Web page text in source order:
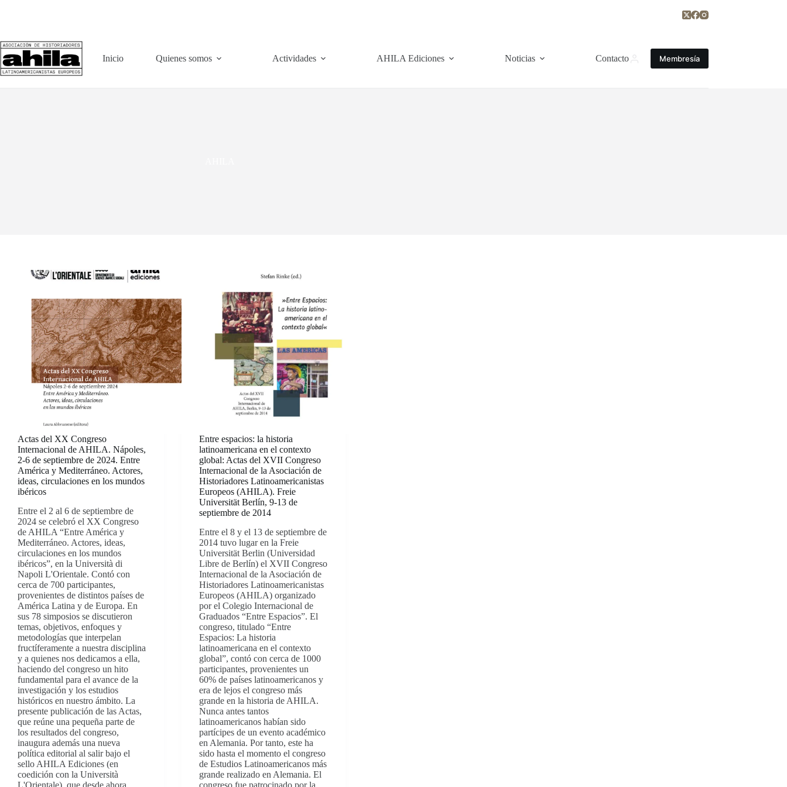
Inicio Quienes somos Actividades AHILA Ediciones Noticias Contacto Membresía
Actas del XX Congreso
Internacional de AHILA. Nápoles,
2-6 de septiembre de 2024. Entre
América y Mediterráneo. Actores,
ideas, circulaciones en los mundos
ibéricos
Entre el 2 al 6 de septiembre de
2024 se celebró el XX Congreso
de AHILA “Entre América y
Mediterráneo. Actores, ideas,
circulaciones en los mundos
ibéricos”, en la Università di
Napoli L'Orientale. Contó con
cerca de 700 participantes,
provenientes de distintos países de
América Latina y de Europa. En
sus 78 simposios se discutieron
temas, objetivos, enfoques y
metodologías que interpelan
fructíferamente a nuestra disciplina
y a quienes nos dedicamos a ella,
haciendo del congreso un hito
fundamental para el avance de la
investigación y los estudios
históricos en nuestro ámbito. La
presente publicación de las Actas,
que reúne una pequeña parte de
los resultados del congreso,
inaugura además una nueva
política editorial al salir bajo el
sello AHILA Ediciones (en
coedición con la Università
L'Orientale), que desde ahora
Entre espacios: la historia
latinoamericana en el contexto
global: Actas del XVII Congreso
Internacional de la Asociación de
Historiadores Latinoamericanistas
Europeos (AHILA). Freie
Universität Berlín, 9-13 de
septiembre de 2014
Entre el 8 y el 13 de septiembre de
2014 tuvo lugar en la Freie
Universität Berlin (Universidad
Libre de Berlín) el XVII Congreso
Internacional de la Asociación de
Historiadores Latinoamericanistas
Europeos (AHILA) organizado
por el Colegio Internacional de
Graduados “Entre Espacios”. El
congreso, titulado “Entre
Espacios: La historia
latinoamericana en el contexto
global”, contó con cerca de 1000
participantes, provenientes un
60% de países latinoamericanos y
era de lejos el congreso más
grande en la historia de AHILA.
Nunca antes tantos
latinoamericanos habían sido
partícipes de un evento académico
en Alemania. Por tanto, este ha
sido hasta el momento el congreso
de Estudios Latinoamericanos más
grande realizado en Alemania. El
congreso fue patrocinado por la